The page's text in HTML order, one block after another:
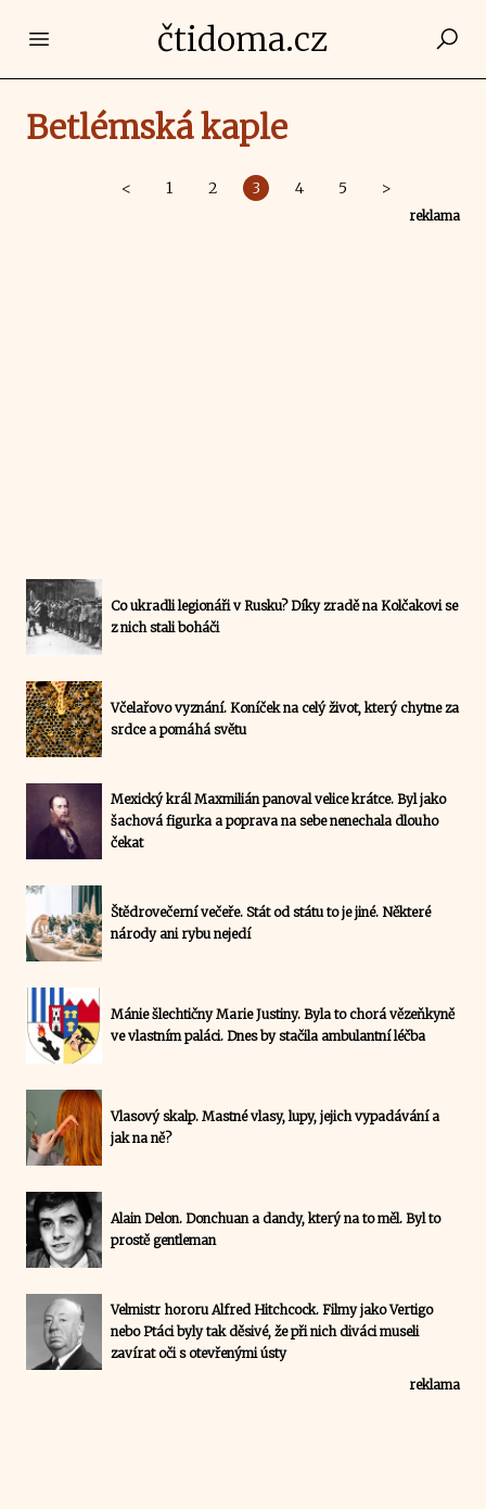
Open main menučtidoma.cz
Betlémská kaple
< 1 2 3 4 5 >
reklama
Co ukradli legionáři v Rusku? Díky zradě na Kolčakovi se
z nich stali boháči
Včelařovo vyznání. Koníček na celý život, který chytne za
srdce a pomáhá světu
Mexický král Maxmilián panoval velice krátce. Byl jako
šachová figurka a poprava na sebe nenechala dlouho
čekat
Štědrovečerní večeře. Stát od státu to je jiné. Některé
národy ani rybu nejedí
Mánie šlechtičny Marie Justiny. Byla to chorá vězeňkyně
ve vlastním paláci. Dnes by stačila ambulantní léčba
Vlasový skalp. Mastné vlasy, lupy, jejich vypadávání a
jak na ně?
Alain Delon. Donchuan a dandy, který na to měl. Byl to
prostě gentleman
Velmistr hororu Alfred Hitchcock. Filmy jako Vertigo
nebo Ptáci byly tak děsivé, že při nich diváci museli
zavírat oči s otevřenými ústy
reklama